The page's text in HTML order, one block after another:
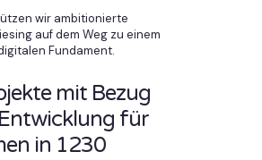
wir ambitionierte
auf dem Weg zu einem
Fundament.
mit Bezug
für
in 1230